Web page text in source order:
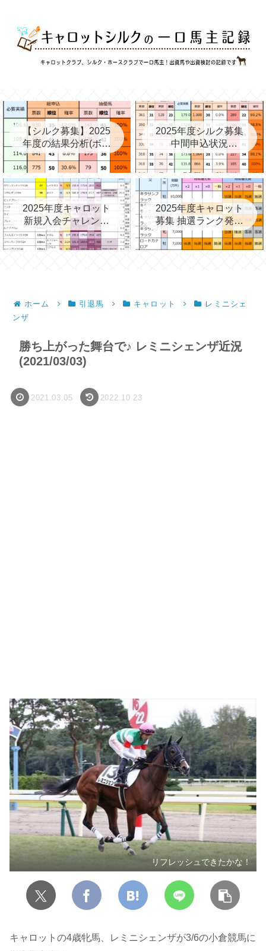
【シルク募集】2025
年度の結果分析(ボー
ダー、確率、昨年度
との比較など)
2025年度シルク募集
中間申込状況
②(08/06)と昨年の中
間③→最終
2025年度キャロット
新規入会チャレンジ
と第2次募集を考える
2025年度キャロット
募集 抽選ランク発表
(09/11)
ホーム 引退馬 キャロット
レミニシェ
ンザ
勝ち上がった舞台で♪ レミニシェンザ近況
(2021/03/03)
2021.03.05 2022.10.23
リフレッシュできたかな！
キャロットの4歳牝馬、レミニシェンザが3/6の小倉競馬に